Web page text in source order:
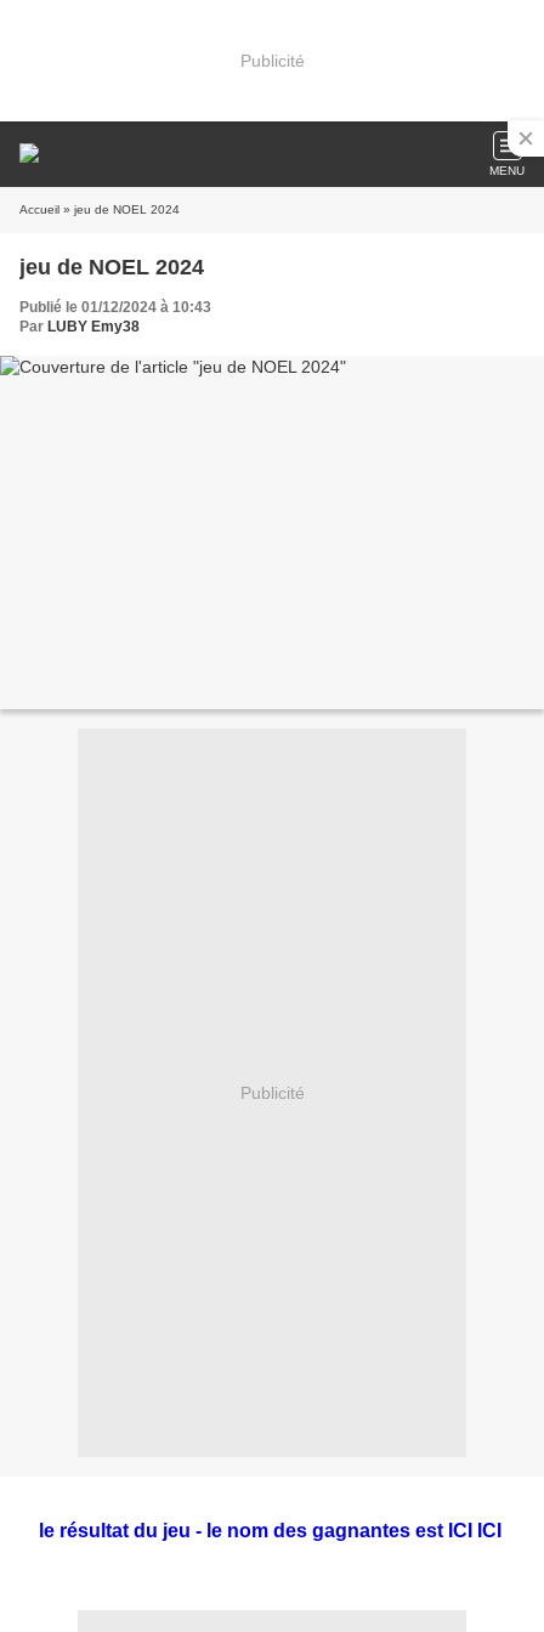
Publicité
MENU
Accueil » jeu de NOEL 2024
jeu de NOEL 2024
Publié le 01/12/2024 à 10:43
Par LUBY Emy38
Publicité
le résultat du jeu - le nom des gagnantes est ICI ICI